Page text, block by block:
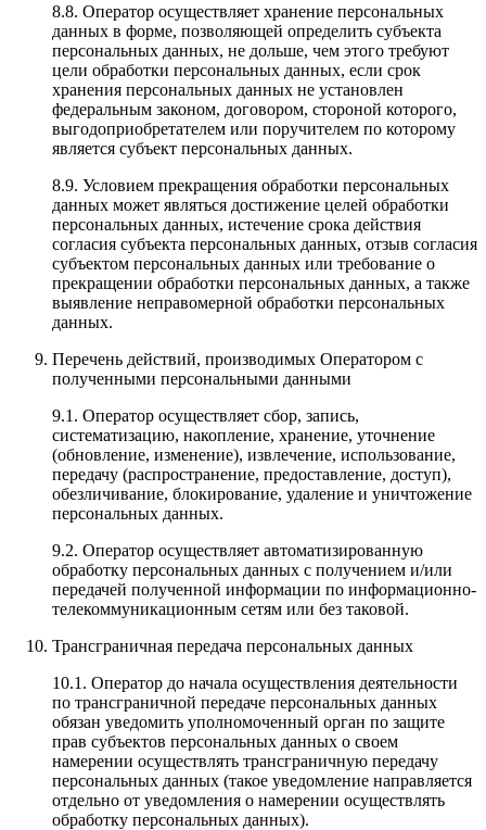
8.8. Оператор осуществляет хранение персональных
данных в форме, позволяющей определить субъекта
персональных данных, не дольше, чем этого требуют
цели обработки персональных данных, если срок
хранения персональных данных не установлен
федеральным законом, договором, стороной которого,
выгодоприобретателем или поручителем по которому
является субъект персональных данных.
8.9. Условием прекращения обработки персональных
данных может являться достижение целей обработки
персональных данных, истечение срока действия
согласия субъекта персональных данных, отзыв согласия
субъектом персональных данных или требование о
прекращении обработки персональных данных, а также
выявление неправомерной обработки персональных
данных.
Перечень действий, производимых Оператором с
полученными персональными данными
9.1. Оператор осуществляет сбор, запись,
систематизацию, накопление, хранение, уточнение
(обновление, изменение), извлечение, использование,
передачу (распространение, предоставление, доступ),
обезличивание, блокирование, удаление и уничтожение
персональных данных.
9.2. Оператор осуществляет автоматизированную
обработку персональных данных с получением и/или
передачей полученной информации по информационно-
телекоммуникационным сетям или без таковой.
Трансграничная передача персональных данных
10.1. Оператор до начала осуществления деятельности
по трансграничной передаче персональных данных
обязан уведомить уполномоченный орган по защите
прав субъектов персональных данных о своем
намерении осуществлять трансграничную передачу
персональных данных (такое уведомление направляется
отдельно от уведомления о намерении осуществлять
обработку персональных данных).